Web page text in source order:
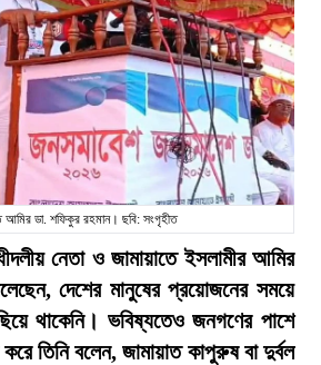
আমির ডা. শফিকুর রহমান। ছবি: সংগৃহীত
নেতা ও জামায়াতে ইসলামীর আমির
দেশের মানুষের প্রয়োজনের সময়ে
থাকেনি। ভবিষ্যতেও জনগণের পাশে
তিনি বলেন, জামায়াত কাপুরুষ বা দুর্বল